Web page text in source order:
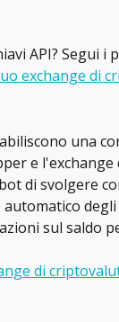
API? Segui i
exchange di
una
e l'exchange
di svolgere
sul saldo
di